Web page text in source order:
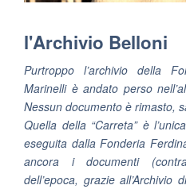
l'Archivio Belloni
Purtroppo l’archivio della
Marinelliè andato perso
Nessun documento è rimasto,
Quella della “Carreta” è
eseguita dalla Fonderia
ancora i documenti
dell’epoca, grazie all’Archivio